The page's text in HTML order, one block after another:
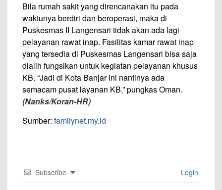
Bila rumah sakit yang direncanakan itu pada
waktunya berdiri dan beroperasi, maka di
Puskesmas II Langensari tidak akan ada lagi
pelayanan rawat inap. Fasilitas kamar rawat inap
yang tersedia di Puskesmas Langensari bisa saja
dialih fungsikan untuk kegiatan pelayanan khusus
KB. “Jadi di Kota Banjar ini nantinya ada
semacam pusat layanan KB,” pungkas Oman.
(Nanks/Koran-HR)
Sumber: familynet.my.id
Subscribe Login